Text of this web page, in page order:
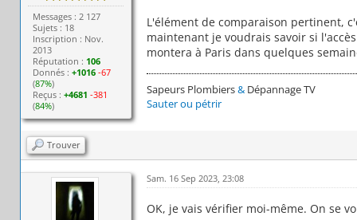
Messages : 2 127
Sujets : 18
Inscription : Nov.
2013
Réputation : 106
Donnés :+1016 -67
(87%)
Reçus :+4681 -381
(84%)
L'élément de comparaison pertinent,
maintenant je voudrais savoir si
montera à Paris dans quelques
Sapeurs Plombiers&Dépannage TV
Sauter ou pétrir
Trouver
Sam. 16 Sep 2023, 23:08
OK, je vais vérifier moi-même. On se